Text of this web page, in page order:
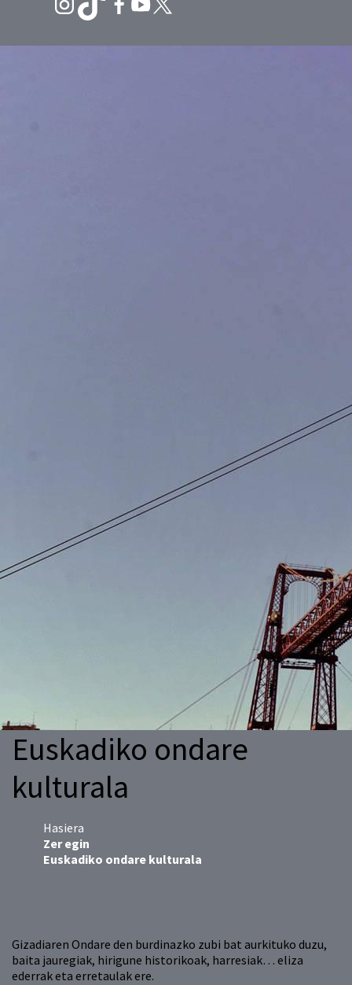
Euskadiko ondare
kulturala
Hasiera
Zer egin
Euskadiko ondare kulturala
Gizadiaren Ondare den burdinazko zubi bat aurkituko duzu,
baita jauregiak, hirigune historikoak, harresiak… eliza
ederrak eta erretaulak ere.